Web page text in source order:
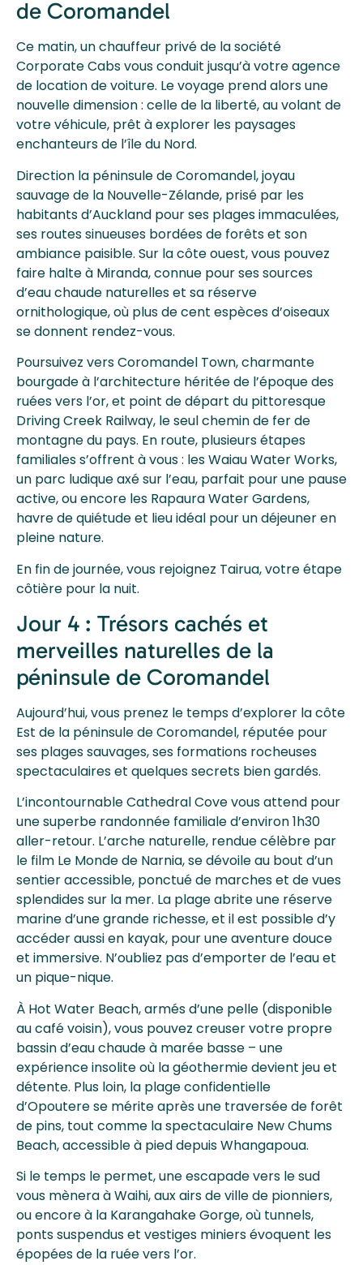
de Coromandel
Ce matin, un chauffeur privé de la société
Corporate Cabs vous conduit jusqu’à votre agence
de location de voiture. Le voyage prend alors une
nouvelle dimension : celle de la liberté, au volant de
votre véhicule, prêt à explorer les paysages
enchanteurs de l’île du Nord.
Direction la péninsule de Coromandel, joyau
sauvage de la Nouvelle-Zélande, prisé par les
habitants d’Auckland pour ses plages immaculées,
ses routes sinueuses bordées de forêts et son
ambiance paisible. Sur la côte ouest, vous pouvez
faire halte à Miranda, connue pour ses sources
d’eau chaude naturelles et sa réserve
ornithologique, où plus de cent espèces d’oiseaux
se donnent rendez-vous.
Poursuivez vers Coromandel Town, charmante
bourgade à l’architecture héritée de l’époque des
ruées vers l’or, et point de départ du pittoresque
Driving Creek Railway, le seul chemin de fer de
montagne du pays. En route, plusieurs étapes
familiales s’offrent à vous : les Waiau Water Works,
un parc ludique axé sur l’eau, parfait pour une pause
active, ou encore les Rapaura Water Gardens,
havre de quiétude et lieu idéal pour un déjeuner en
pleine nature.
En fin de journée, vous rejoignez Tairua, votre étape
côtière pour la nuit.
Jour 4 : Trésors cachés et
merveilles naturelles de la
péninsule de Coromandel
Aujourd’hui, vous prenez le temps d’explorer la côte
Est de la péninsule de Coromandel, réputée pour
ses plages sauvages, ses formations rocheuses
spectaculaires et quelques secrets bien gardés.
L’incontournable Cathedral Cove vous attend pour
une superbe randonnée familiale d’environ 1h30
aller-retour. L’arche naturelle, rendue célèbre par
le film Le Monde de Narnia, se dévoile au bout d’un
sentier accessible, ponctué de marches et de vues
splendides sur la mer. La plage abrite une réserve
marine d’une grande richesse, et il est possible d’y
accéder aussi en kayak, pour une aventure douce
et immersive. N’oubliez pas d’emporter de l’eau et
un pique-nique.
À Hot Water Beach, armés d’une pelle (disponible
au café voisin), vous pouvez creuser votre propre
bassin d’eau chaude à marée basse – une
expérience insolite où la géothermie devient jeu et
détente. Plus loin, la plage confidentielle
d’Opoutere se mérite après une traversée de forêt
de pins, tout comme la spectaculaire New Chums
Beach, accessible à pied depuis Whangapoua.
Si le temps le permet, une escapade vers le sud
vous mènera à Waihi, aux airs de ville de pionniers,
ou encore à la Karangahake Gorge, où tunnels,
ponts suspendus et vestiges miniers évoquent les
épopées de la ruée vers l’or.